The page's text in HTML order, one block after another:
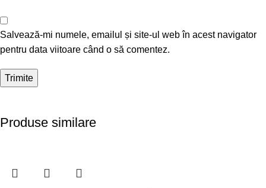
Salvează-mi numele, emailul și site-ul web în acest navigator
pentru data viitoare când o să comentez.
Produse similare